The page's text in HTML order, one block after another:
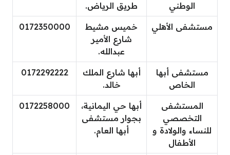
الوطني
طريق الرياض.
مستشفى الأهلي
خميس مشيط
شارع الأمير
عبدالله.
0172350000
مستشفى أبها
الخاص
أبها شارع الملك
خالد.
0172292222
المستشفى
التخصصي
للنساء والولادة و
الأطفال
أبها حي اليمانية،
بجوار مستشفى
أبها العام.
0172258000